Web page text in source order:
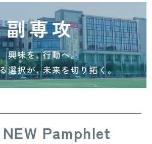
NEW Pamphlet